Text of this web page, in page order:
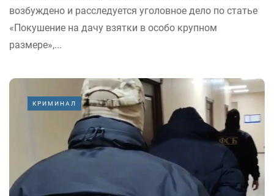
возбуждено и расследуется уголовное дело по статье
«Покушение на дачу взятки в особо крупном
размере»,...
КРИМИНАЛ